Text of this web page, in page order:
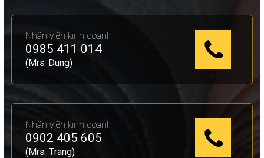
Nhân viên kinh doanh:
0985 411 014
(Mrs. Dung)
Nhân viên kinh doanh:
0902 405 605
(Mrs. Trang)